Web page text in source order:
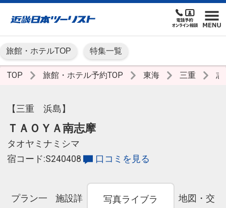
旅館・ホテルTOP 特集一覧
TOP 旅館・ホテル予約TOP 東海 三重 志
【三重 浜島】
ＴＡＯＹＡ南志摩
タオヤミナミシマ
宿コード:S240408
口コミを見る
プラン一
施設詳
写真ライブラ
地図・交